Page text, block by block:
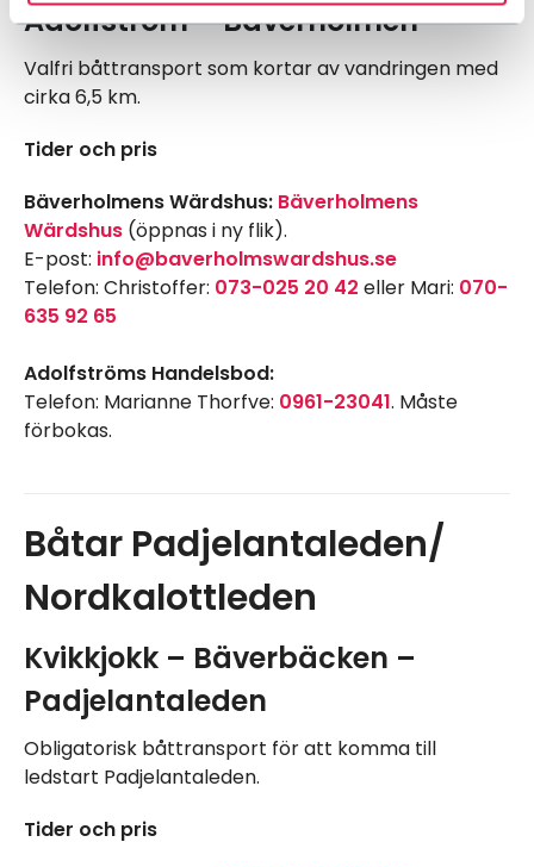
Adolfström – Bäverholmen
Valfri båttransport som kortar av vandringen med
cirka 6,5 km.
Tider och pris
Bäverholmens Wärdshus: Bäverholmens
Wärdshus (öppnas i ny flik).
E-post: info@baverholmswardshus.se
Telefon: Christoffer: 073-025 20 42 eller Mari: 070-
635 92 65
Adolfströms Handelsbod:
Telefon: Marianne Thorfve: 0961-23041. Måste
förbokas.
Båtar Padjelantaleden/
Nordkalottleden
Kvikkjokk – Bäverbäcken –
Padjelantaleden
Obligatorisk båttransport för att komma till
ledstart Padjelantaleden.
Tider och pris